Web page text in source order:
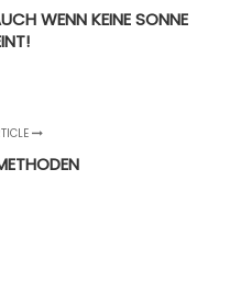
WENN KEINE SONNE